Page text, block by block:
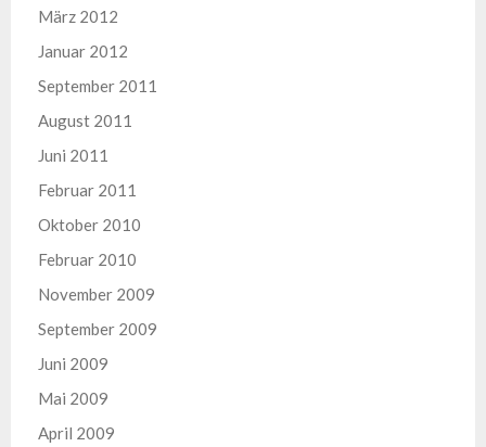
März 2012
Januar 2012
September 2011
August 2011
Juni 2011
Februar 2011
Oktober 2010
Februar 2010
November 2009
September 2009
Juni 2009
Mai 2009
April 2009